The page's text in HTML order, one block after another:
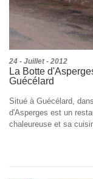
24 - Juillet - 2012
La Botte
Guécélard
Situé à Guécélard,
d'Asperges est un
chaleureuse et sa